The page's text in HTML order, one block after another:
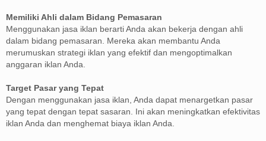
Memiliki Ahli dalam Bidang Pemasaran
Menggunakan jasa iklan berarti Anda akan bekerja dengan ahli
dalam bidang pemasaran. Mereka akan membantu Anda
merumuskan strategi iklan yang efektif dan mengoptimalkan
anggaran iklan Anda.
Target Pasar yang Tepat
Dengan menggunakan jasa iklan, Anda dapat menargetkan pasar
yang tepat dengan tepat sasaran. Ini akan meningkatkan efektivitas
iklan Anda dan menghemat biaya iklan Anda.